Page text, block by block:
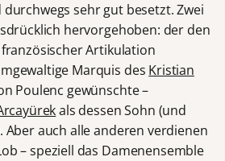
sehr gut besetzt. Zwei
hervorgehoben: der den
Artikulation
Marquis des Kristian
Poulenc gewünschte –
als dessen Sohn (und
Aber auch alle anderen verdienen
– speziell das Damenensemble